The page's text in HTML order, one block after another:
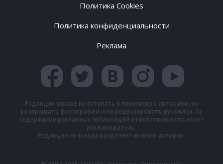
Политика Cookies
Политика конфиденциальности
Реклама
Редакция вправе не вступать в переписку с авторами, не
возвращать фотографии и не рецензировать рукописи. За
содержание рекламных публикаций ответственность несет
рекламодатель.
Редакция не всегда разделяет мнение авторов.